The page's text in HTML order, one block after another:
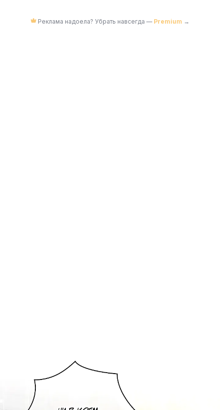
Реклама надоела? Убрать навсегда — Premium →